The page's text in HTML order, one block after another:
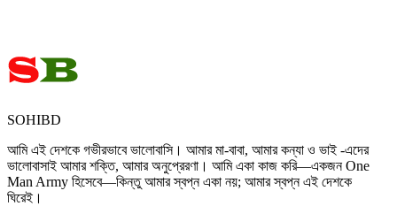
SOHIBD
আমি এই দেশকে গভীরভাবে ভালোবাসি। আমার মা-বাবা, আমার কন্যা ও ভাই -এদের
ভালোবাসাই আমার শক্তি, আমার অনুপ্রেরণা। আমি একা কাজ করি—একজন One
Man Army হিসেবে—কিন্তু আমার স্বপ্ন একা নয়; আমার স্বপ্ন এই দেশকে
ঘিরেই।